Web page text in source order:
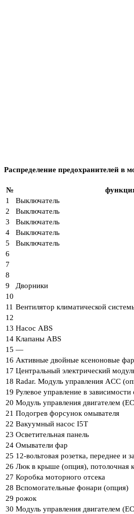
Распределение предохранителей в
№
1
Выключатель
2
Выключатель
3
Выключатель
4
Выключатель
5
Выключатель
6
7
8
9
Дворники
10
11 Вентилятор климатической
12
13 Насос ABS
14 Клапаны ABS
15 —
16 Активные двойные ксеноновые
17 Центральный электрический
18 Radar. Модуль управления ACC
19 Рулевое управление в зависимости
20 Модуль управления двигателем
21 Подогрев форсунок омывателя
22 Вакуумный насос I5T
23 Осветительная панель
24 Омыватели фар
25 12-вольтовая розетка, переднее и
26 Люк в крыше (опция), потолочная
27 Коробка моторного отсека
28 Вспомогательные фонари (опция)
29 рожок
30 Модуль управления двигателем